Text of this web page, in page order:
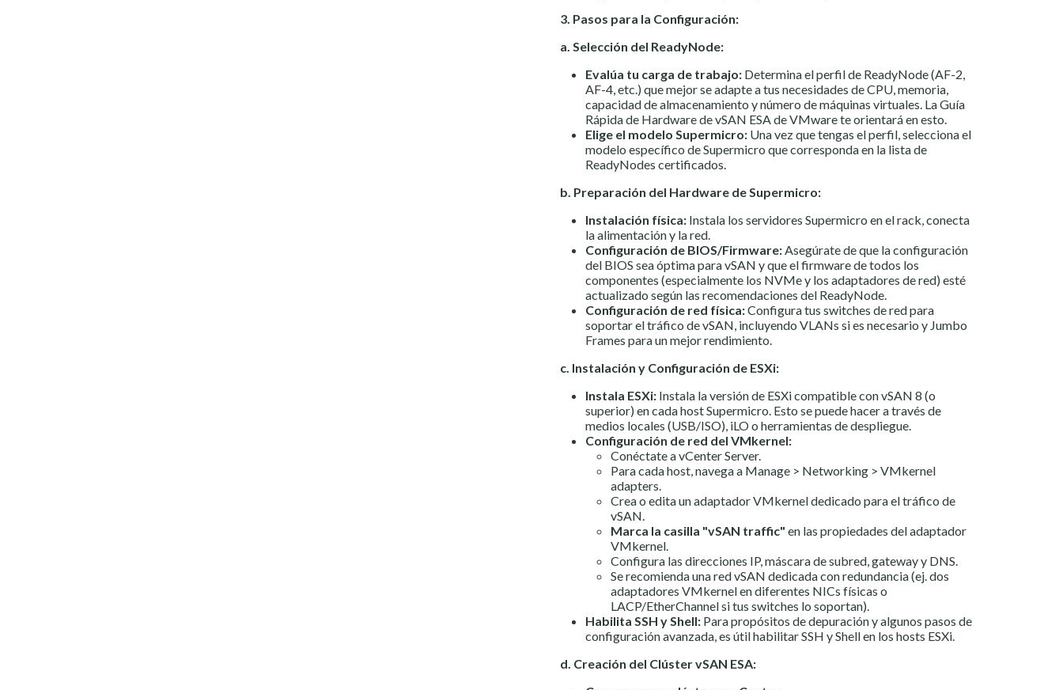
3. Pasos para la Configuración:
a. Selección del ReadyNode:
Evalúa tu carga de trabajo: Determina el perfil de ReadyNode (AF-2,
AF-4, etc.) que mejor se adapte a tus necesidades de CPU, memoria,
capacidad de almacenamiento y número de máquinas virtuales. LaGuía
Rápida de Hardware de vSAN ESAde VMware te orientará en esto.
Elige el modelo Supermicro: Una vez que tengas el perfil, selecciona el
modelo específico de Supermicro que corresponda en la lista de
ReadyNodes certificados.
b. Preparación del Hardware de Supermicro:
Instalación física: Instala los servidores Supermicro en el rack, conecta
la alimentación y la red.
Configuración de BIOS/Firmware:Asegúrate de que la configuración
del BIOS sea óptima para vSAN y que el firmware de todos los
componentes (especialmente los NVMe y los adaptadores de red) esté
actualizado según las recomendaciones del ReadyNode.
Configuración de red física:Configura tus switches de red para
soportar el tráfico de vSAN, incluyendo VLANs si es necesario y Jumbo
Frames para un mejor rendimiento.
c. Instalación y Configuración de ESXi:
Instala ESXi: Instala la versión de ESXi compatible con vSAN 8 (o
superior) en cada host Supermicro. Esto se puede hacer a través de
medios locales (USB/ISO), iLO o herramientas de despliegue.
Configuración de red del VMkernel:
Conéctate a vCenter Server.
Para cada host, navega a Manage > Networking > VMkernel
adapters.
Crea o edita un adaptador VMkernel dedicado para el tráfico de
vSAN.
Marca la casilla "vSAN traffic" en las propiedades del adaptador
VMkernel.
Configura las direcciones IP, máscara de subred, gateway y DNS.
Se recomienda una red vSAN dedicada con redundancia (ej. dos
adaptadores VMkernel en diferentes NICs físicas o
LACP/EtherChannel si tus switches lo soportan).
Habilita SSH y Shell: Para propósitos de depuración y algunos pasos de
configuración avanzada, es útil habilitar SSH y Shell en los hosts ESXi.
d. Creación del Clúster vSAN ESA: